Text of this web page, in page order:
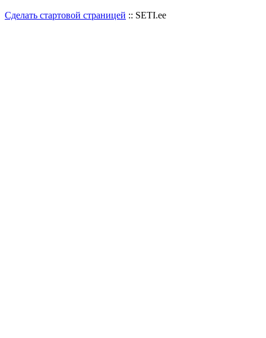
Сделать стартовой страницей :: SETI.ee